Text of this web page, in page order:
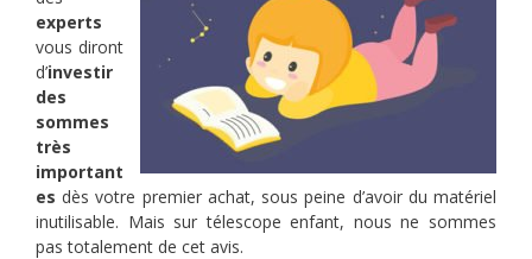
experts
vous diront
d’investir
des
sommes
très
important
es dès votre premier achat, sous peine d’avoir du matériel
inutilisable. Mais sur télescope enfant, nous ne sommes
pas totalement de cet avis.